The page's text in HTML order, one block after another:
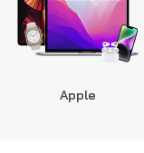
Apple